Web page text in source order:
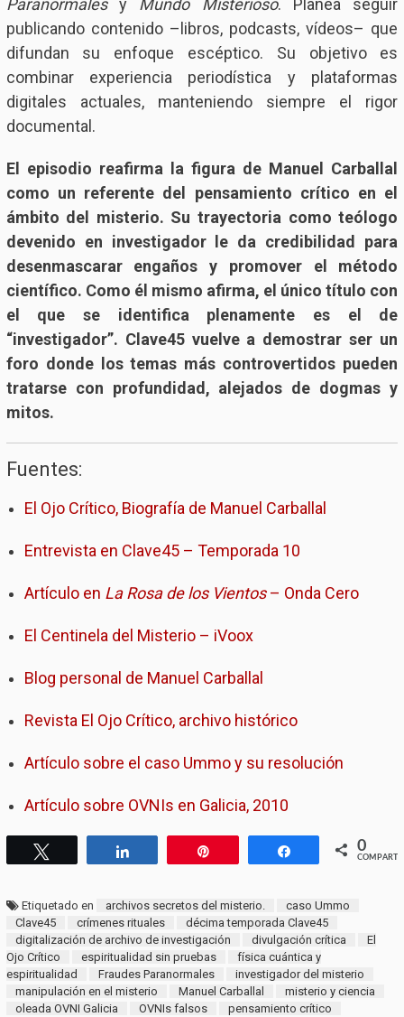
Paranormalesy Mundo Misterioso. Planea seguir
publicando contenido –libros, podcasts, vídeos– que
difundan su enfoque escéptico. Su objetivo es
combinar experiencia periodística y plataformas
digitales actuales, manteniendo siempre el rigor
documental.
El episodio reafirma la figura de Manuel Carballal
como un referente del pensamiento crítico en el
ámbito del misterio. Su trayectoria como teólogo
devenido en investigador le da credibilidad para
desenmascarar engaños y promover el método
científico. Como él mismo afirma, el único título con
el que se identifica plenamente es el de
“investigador”. Clave45 vuelve a demostrar ser un
foro donde los temas más controvertidos pueden
tratarse con profundidad, alejados de dogmas y
mitos.
Fuentes:
El Ojo Crítico, Biografía de Manuel Carballal
Entrevista en Clave45 – Temporada 10
Artículo en La Rosa de los Vientos– Onda Cero
El Centinela del Misterio – iVoox
Blog personal de Manuel Carballal
Revista El Ojo Crítico, archivo histórico
Artículo sobre el caso Ummo y su resolución
Artículo sobre OVNIs en Galicia, 2010
Compartir Compartir0
Etiquetado en archivos secretos del misterio.
caso Ummo
Clave45
crímenes rituales
décima temporada Clave45
digitalización de archivo de investigación
divulgación crítica
El
Ojo Crítico
espiritualidad sin pruebas
física cuántica y
espiritualidad
Fraudes Paranormales
investigador del misterio
manipulación en el misterio
Manuel Carballal
misterio y ciencia
oleada OVNI Galicia
OVNIs falsos
pensamiento crítico